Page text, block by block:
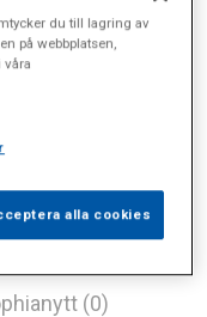
(0)
du till lagring av
på webbplatsen,
våra
alla cookies